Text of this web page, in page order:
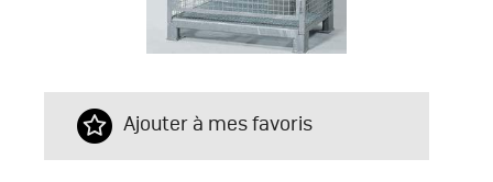
Ajouter à mes favoris